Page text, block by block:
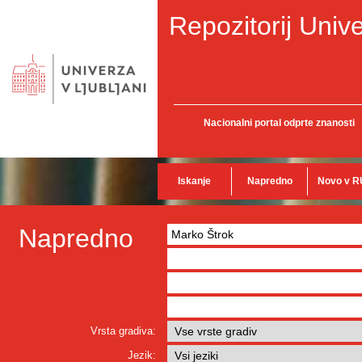
Repozitorij
Nacionalni portal odprte znanosti
Iskanje Napredno Novo v
Napredno
Vrsta gradiva:
Jezik: